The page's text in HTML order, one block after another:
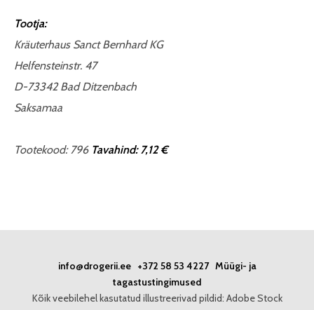
Tootja:
Kräuterhaus Sanct Bernhard KG
Helfensteinstr. 47
D-73342 Bad Ditzenbach
Saksamaa
Tootekood: 796 Tavahind: 7,12 €
info@drogerii.ee+372 58 53 4227 Müügi- ja
tagastustingimused
Kõik veebilehel kasutatud illustreerivad pildid: Adobe Stock